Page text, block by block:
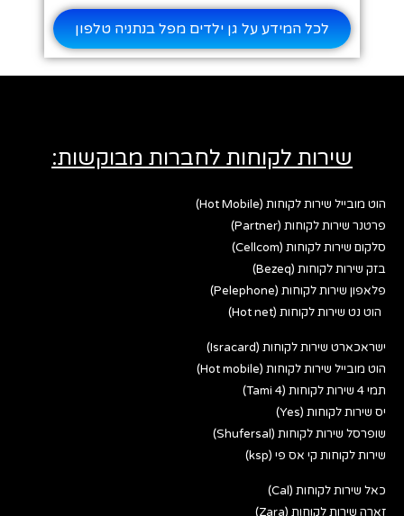
לכל המידע על גן ילדים מפל בנתניה טלפון
שירות לקוחות לחברות מבוקשות:
הוט מובייל שירות לקוחות (Hot Mobile)
פרטנר שירות לקוחות (Partner)
סלקום שירות לקוחות (Cellcom)
בזק שירות לקוחות (Bezeq)
פלאפון שירות לקוחות (Pelephone)
הוט נט שירות לקוחות (Hot net)
ישראכארט שירות לקוחות (Isracard)
הוט מובייל שירות לקוחות (Hot mobile)
תמי 4 שירות לקוחות (Tami 4)
יס שירות לקוחות (Yes)
שופרסל שירות לקוחות (Shufersal)
שירות לקוחות קי אס פי (ksp)
כאל שירות לקוחות (Cal)
זארה שירות לקוחות (Zara)